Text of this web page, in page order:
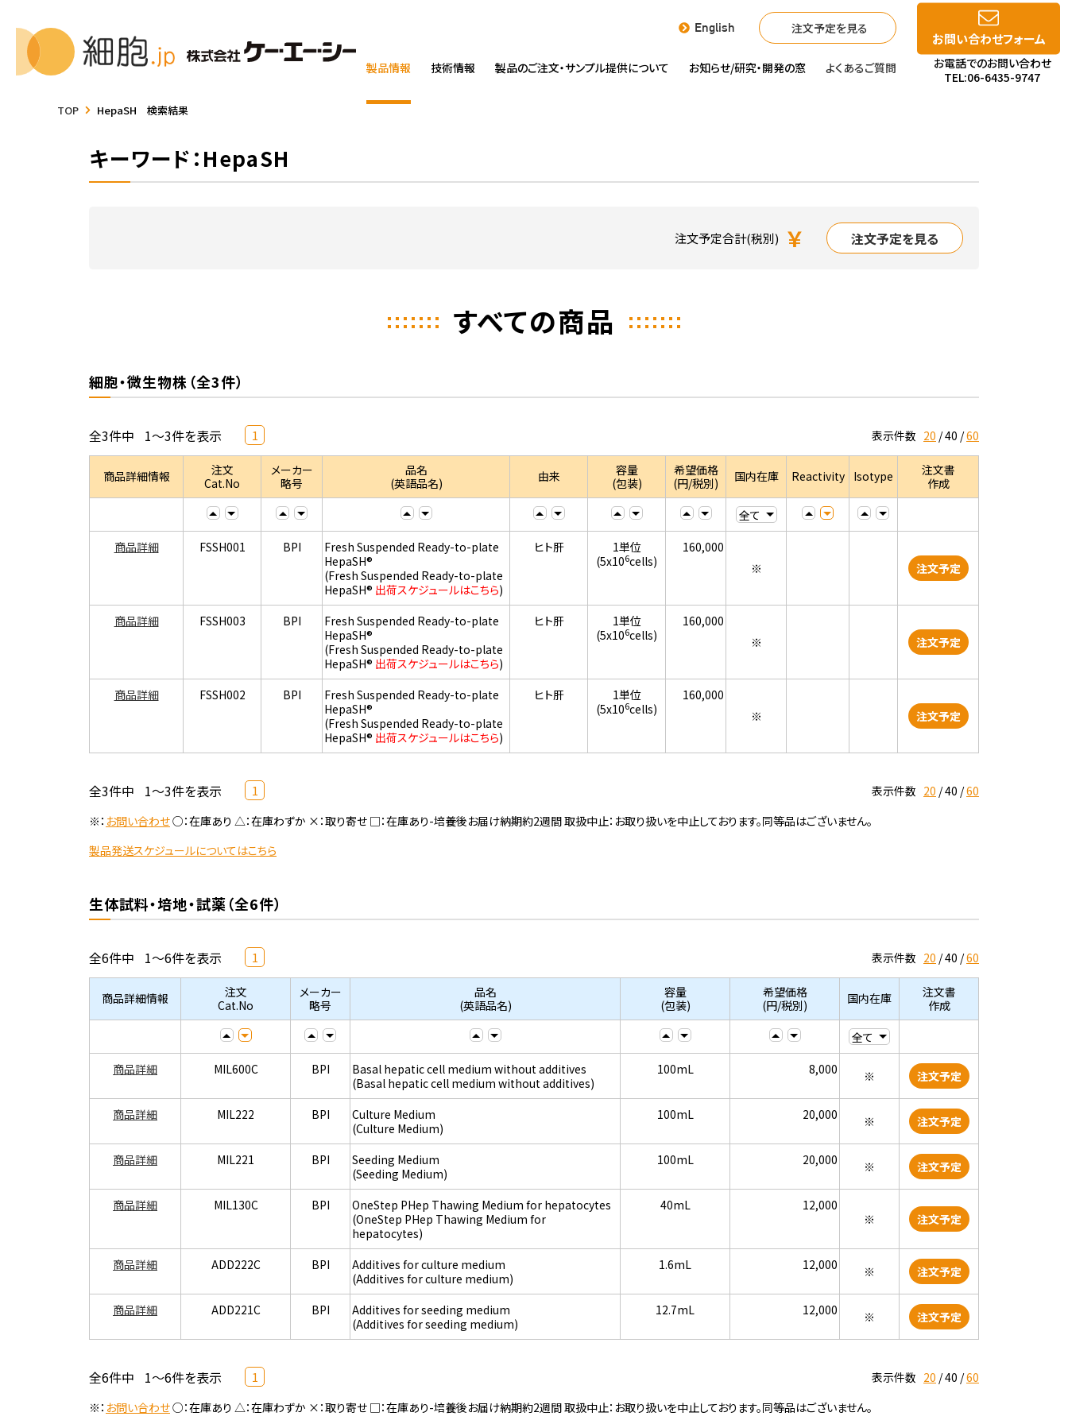
English 注文予定を見る
製品情報 技術情報 製品のご注文・サンプル提供について お知らせ/研究・開発の窓 よくあるご質問
お問い合わせフォーム
お電話でのお問い合わせ
TEL:06-6435-9747
TOP HepaSH 検索結果
キーワード：HepaSH
注文予定合計(税別) ￥ 注文予定を見る
すべての商品
細胞・微生物株（全3件）
全3件中 1～3件を表示 1 表示件数 20 40 60
商品詳細情報
注文
Cat.No
メーカー
略号
品名
(英語品名)
由来
容量
(包装)
希望価格
(円/税別)
国内在庫 Reactivity Isotype
注文書
作成
商品詳細 FSSH001 BPI
Fresh Suspended Ready-to-plate
HepaSH®
(Fresh Suspended Ready-to-plate
HepaSH® 出荷スケジュールはこちら)
ヒト肝
1単位
(5x106cells)
160,000
※
注文予定
商品詳細 FSSH003 BPI
Fresh Suspended Ready-to-plate
HepaSH®
(Fresh Suspended Ready-to-plate
HepaSH® 出荷スケジュールはこちら)
ヒト肝
1単位
(5x106cells)
160,000
※
注文予定
商品詳細 FSSH002 BPI
Fresh Suspended Ready-to-plate
HepaSH®
(Fresh Suspended Ready-to-plate
HepaSH® 出荷スケジュールはこちら)
ヒト肝
1単位
(5x106cells)
160,000
※
注文予定
全3件中 1～3件を表示 1 表示件数 20 40 60
※： お問い合わせ○：在庫あり △：在庫わずか ×：取り寄せ □：在庫あり-培養後お届け納期約2週間 取扱中止：お取り扱いを中止しております。同等品はございません。
製品発送スケジュールについてはこちら
生体試料・培地・試薬（全6件）
全6件中 1～6件を表示 1 表示件数 20 40 60
商品詳細情報
注文
Cat.No
メーカー
略号
品名
(英語品名)
容量
(包装)
希望価格
(円/税別)
国内在庫
注文書
作成
商品詳細 MIL600C BPI
Basal hepatic cell medium without additives
(Basal hepatic cell medium without additives)
100mL 8,000 ※ 注文予定
商品詳細 MIL222 BPI
Culture Medium
(Culture Medium)
100mL 20,000 ※ 注文予定
商品詳細 MIL221 BPI
Seeding Medium
(Seeding Medium)
100mL 20,000 ※ 注文予定
商品詳細 MIL130C BPI
OneStep PHep Thawing Medium for hepatocytes
(OneStep PHep Thawing Medium for
hepatocytes)
40mL
12,000
※
注文予定
商品詳細 ADD222C BPI
Additives for culture medium
(Additives for culture medium)
1.6mL 12,000 ※ 注文予定
商品詳細 ADD221C BPI
Additives for seeding medium
(Additives for seeding medium)
12.7mL 12,000 ※ 注文予定
全6件中 1～6件を表示 1 表示件数 20 40 60
※： お問い合わせ○：在庫あり △：在庫わずか ×：取り寄せ □：在庫あり-培養後お届け納期約2週間 取扱中止：お取り扱いを中止しております。同等品はございません。